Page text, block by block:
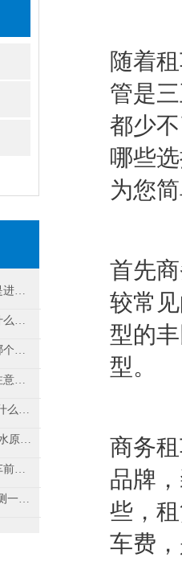
昆山汽车租赁公司都是进行哪些车出租收益大呢？
昆山租车旅游要具备什么条件?
租车还是借钱买车？哪个更好？-昆山汽车租赁
昆山新手租车一定要注意的几点
昆山汽车租赁公司-为什么越来越多人选择租赁汽车
昆山租车_汽车空调漏水原因？汽车空调怎么正确使用？
租车价格贵不贵？租车前必看-昆山汽车租赁公司
昆山汽车租赁-如何检测一辆车的安全性能？
随着
管是
都少
哪些
为您
首先
较常
型的
型。
商务
品牌
些，
车费